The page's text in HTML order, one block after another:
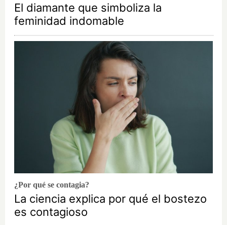
El diamante que simboliza la
feminidad indomable
¿Por qué se contagia?
La ciencia explica por qué el bostezo
es contagioso